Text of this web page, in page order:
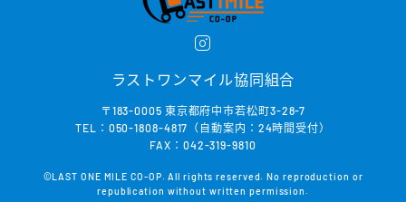
ラストワンマイル協同組合
〒183-0005 東京都府中市若松町3-28-7
TEL：050-1808-4817（自動案内：24時間受付）
FAX：042-319-9810
©LAST ONE MILE CO-OP. All rights reserved. No reproduction or
republication without written permission.